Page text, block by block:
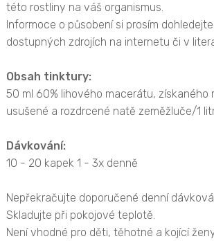
této rostliny na váš organismus.
Informoce o působení si prosím
dostupných zdrojích na internetu či v
Obsah tinktury:
50 ml 60% lihového macerátu, získaného
usušené a rozdrcené natě zeměžluče/1
Dávkování:
10 - 20 kapek 1 - 3x denně
Nepřekračujte doporučené denní
Skladujte při pokojové teplotě.
Není vhodné pro děti, těhotné a kojící